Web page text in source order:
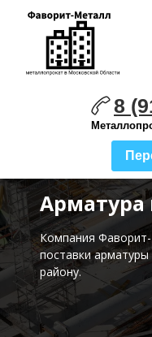
8
Арматура
Компания
поставкиарматуры
району.